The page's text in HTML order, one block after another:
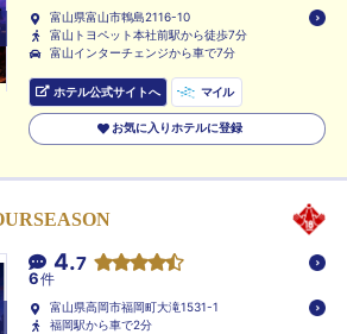
富山県富山市鵯島2116-10
富山トヨペット本社前駅から徒歩7分
富山インターチェンジから車で7分
ホテル公式サイトへ マイル
お気に入りホテルに登録
4.7
6件
富山県高岡市福岡町大滝1531-1
福岡駅から車で2分